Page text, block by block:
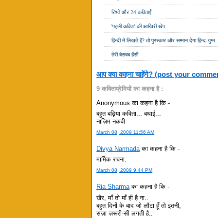
रिश्ते और 24 कविताएँ
'पहली कविता' की आखिरी खेंप
हिन्दी में लिखते हैं? तो पुरस्कार और सम्मान देगा हिन्द-युग्म
तेरी बेसबब हँसी
आप क्या कहना चाहेंगे? (post your
9 कविताप्रेमियों का कहना है :
Anonymous का कहना है कि -
बहुत बढ़िया कविता... बधाई...
नाज़िम नक़वी
March 08, 2009 11:56 AM
Divya Narmada का कहना है कि -
मार्मिक रचना.
March 08, 2009 9:44 PM
Ria Sharmaका कहना है कि -
खैर, माँ तो माँ ही है ना..
बहुत दिनों के बाद जो लौटा हूँ तो इतनी,
सज़ा ज़रूरी-सी लगती है..